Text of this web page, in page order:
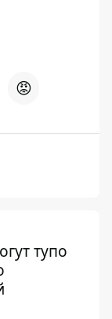
😡
тупо